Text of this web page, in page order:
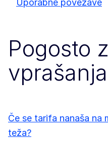
Uporabne povezave
Pogosto
vprašanja
Če se tarifa nanaša na
teža?